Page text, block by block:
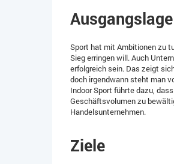
Ausgangslage
Sport hat mit Ambitionen zu
Sieg erringen will. Auch
erfolgreich sein. Das zeigt
doch irgendwann steht man
Indoor Sport führte dazu,
Geschäftsvolumen zu
Handelsunternehmen.
Ziele